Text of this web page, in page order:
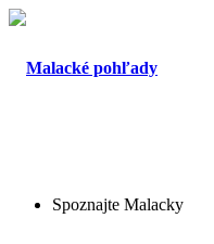
Spoznajte Malacky